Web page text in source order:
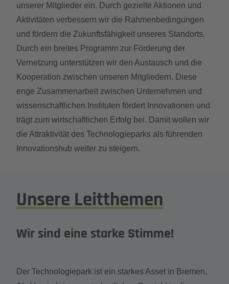
unserer Mitglieder ein. Durch gezielte Aktionen und
Aktivitäten verbessern wir die Rahmenbedingungen
und fördern die Zukunftsfähigkeit unseres Standorts.
Durch ein breites Programm zur Förderung der
Vernetzung unterstützen wir den Austausch und die
Kooperation zwischen unseren Mitgliedern. Diese
enge Zusammenarbeit zwischen Unternehmen und
wissenschaftlichen Instituten fördert Innovationen und
trägt zum wirtschaftlichen Erfolg bei. Damit wollen wir
die Attraktivität des Technologieparks als führenden
Innovationshub weiter zu steigern.
Unsere Leitthemen
Wir sind eine starke Stimme!
Der Technologiepark ist ein starkes Asset in Bremen.